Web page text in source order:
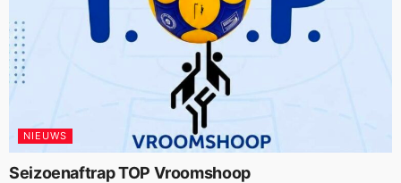
NIEUWS
Seizoenaftrap TOP Vroomshoop